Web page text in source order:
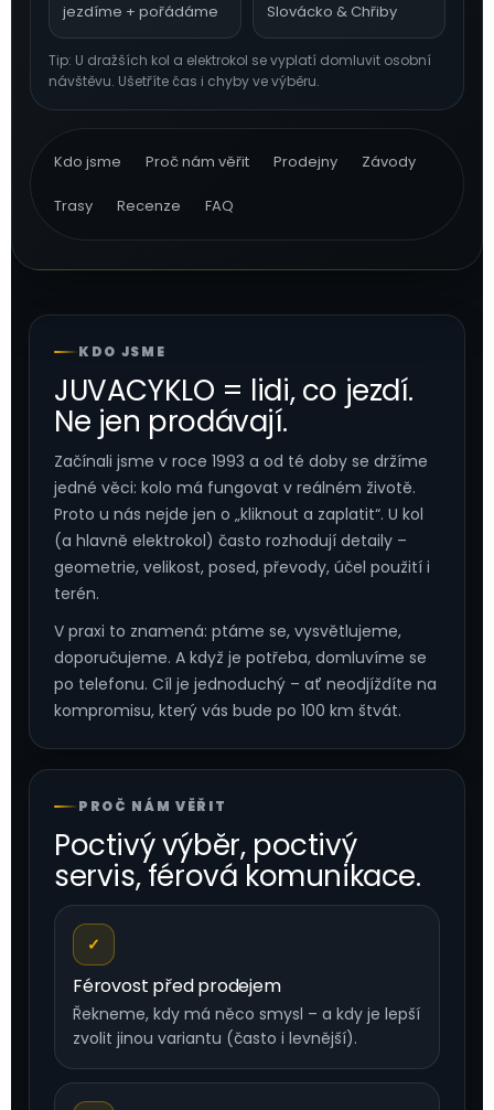
jezdíme + pořádáme Slovácko & Chřiby
Tip: U dražších kol a elektrokol se vyplatí domluvit osobní
návštěvu. Ušetříte čas i chyby ve výběru.
Kdo jsme Proč nám věřit Prodejny Závody
Trasy Recenze FAQ
KDO JSME
JUVACYKLO = lidi, co jezdí.
Ne jen prodávají.
Začínali jsme v roce 1993 a od té doby se držíme
jedné věci: kolo má fungovat v reálném životě.
Proto u nás nejde jen o „kliknout a zaplatit“. U kol
(a hlavně elektrokol) často rozhodují detaily –
geometrie, velikost, posed, převody, účel použití i
terén.
V praxi to znamená: ptáme se, vysvětlujeme,
doporučujeme. A když je potřeba, domluvíme se
po telefonu. Cíl je jednoduchý – ať neodjíždíte na
kompromisu, který vás bude po 100 km štvát.
PROČ NÁM VĚŘIT
Poctivý výběr, poctivý
servis, férová komunikace.
✓
Férovost před prodejem
Řekneme, kdy má něco smysl – a kdy je lepší
zvolit jinou variantu (často i levnější).